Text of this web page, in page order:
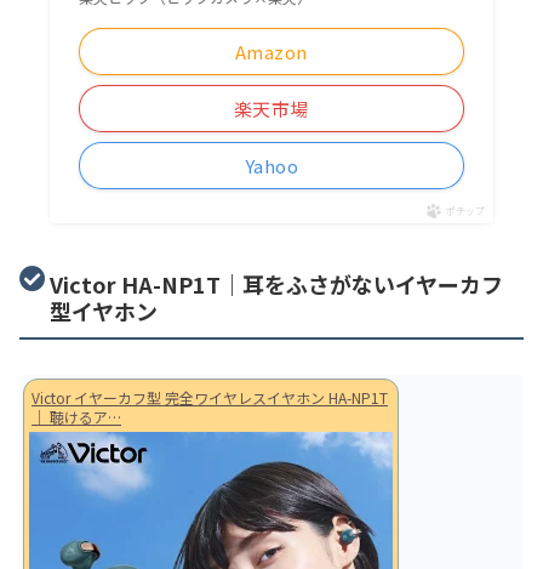
Amazon
楽天市場
Yahoo
ポチップ
Victor HA-NP1T｜耳をふさがないイヤーカフ
型イヤホン
Victor イヤーカフ型 完全ワイヤレスイヤホン HA-NP1T
｜ 聴けるア…